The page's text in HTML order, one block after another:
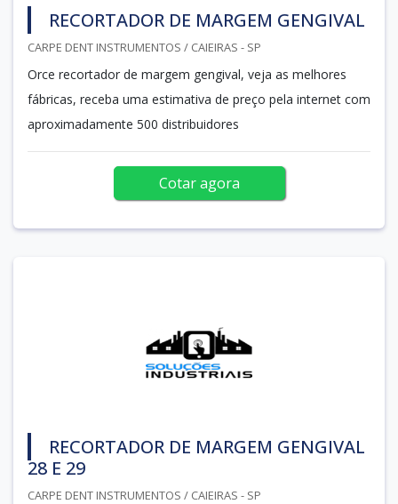
RECORTADOR DE MARGEM GENGIVAL
CARPE DENT INSTRUMENTOS / CAIEIRAS - SP
Orce recortador de margem gengival, veja as melhores
fábricas, receba uma estimativa de preço pela internet com
aproximadamente 500 distribuidores
Cotar agora
RECORTADOR DE MARGEM GENGIVAL
28 E 29
CARPE DENT INSTRUMENTOS / CAIEIRAS - SP